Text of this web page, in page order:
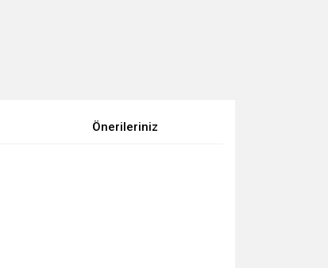
Önerileriniz